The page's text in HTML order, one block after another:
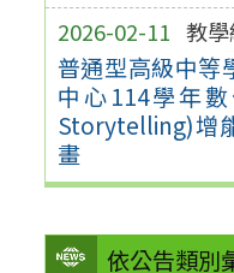
2026-02-11 教學
普通型高級中等
中心114學年
Storytelling)增
畫
依公告類別